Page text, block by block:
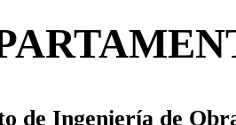
de Ingeniería de